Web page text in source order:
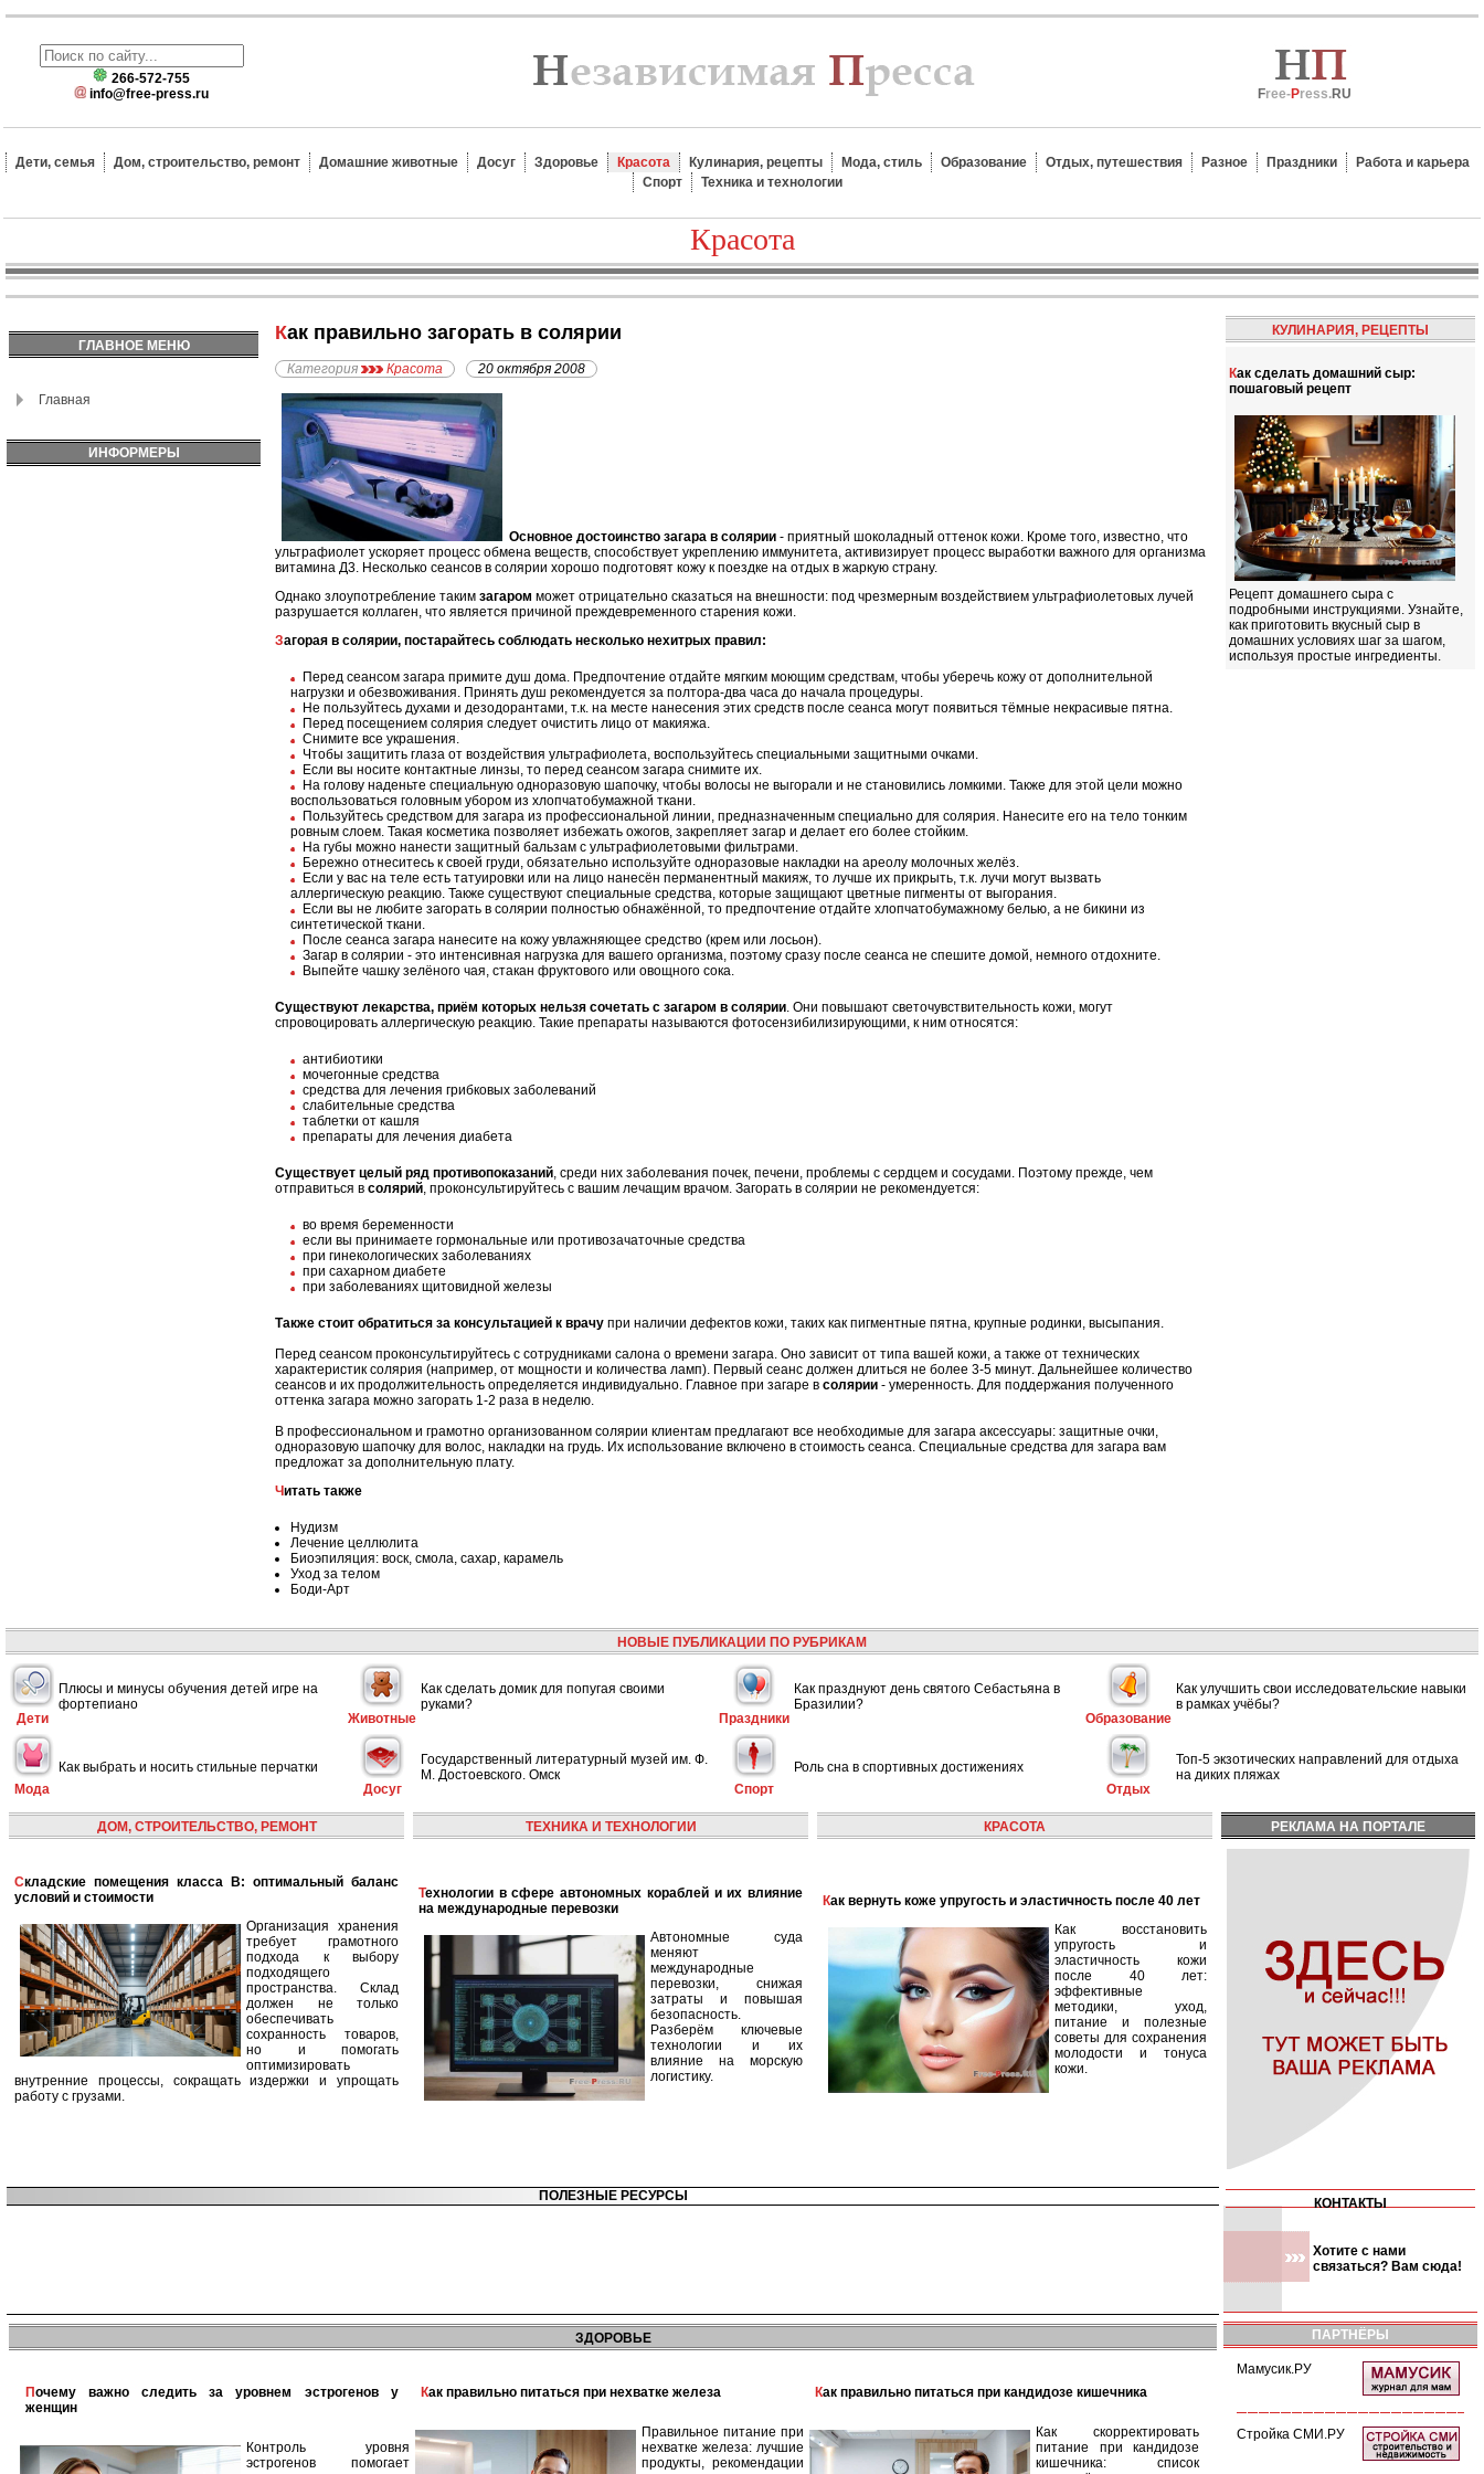
266-572-755
info@free-press.ru
Free-Press.RU
Дети, семья Дом, строительство, ремонт Домашние животные Досуг Здоровье Красота Кулинария, рецепты Мода, стиль Образование Отдых, путешествия Разное Праздники
Работа и карьера
Спорт
Техника и технологии
Красота
ГЛАВНОЕ МЕНЮ
Главная
ИНФОРМЕРЫ
Как правильно загорать в солярии
Категория Красота 20 октября 2008
Основное достоинство загара в солярии - приятный шоколадный оттенок кожи. Кроме того, известно, что
ультрафиолет ускоряет процесс обмена веществ, способствует укреплению иммунитета, активизирует процесс выработки важного для организма
витамина Д3. Несколько сеансов в солярии хорошо подготовят кожу к поездке на отдых в жаркую страну.
Однако злоупотребление таким загаром может отрицательно сказаться на внешности: под чрезмерным воздействием ультрафиолетовых лучей
разрушается коллаген, что является причиной преждевременного старения кожи.
Загорая в солярии, постарайтесь соблюдать несколько нехитрых правил:
Перед сеансом загара примите душ дома. Предпочтение отдайте мягким моющим средствам, чтобы уберечь кожу от дополнительной
нагрузки и обезвоживания. Принять душ рекомендуется за полтора-два часа до начала процедуры.
Не пользуйтесь духами и дезодорантами, т.к. на месте нанесения этих средств после сеанса могут появиться тёмные некрасивые пятна.
Перед посещением солярия следует очистить лицо от макияжа.
Снимите все украшения.
Чтобы защитить глаза от воздействия ультрафиолета, воспользуйтесь специальными защитными очками.
Если вы носите контактные линзы, то перед сеансом загара снимите их.
На голову наденьте специальную одноразовую шапочку, чтобы волосы не выгорали и не становились ломкими. Также для этой цели можно
воспользоваться головным убором из хлопчатобумажной ткани.
Пользуйтесь средством для загара из профессиональной линии, предназначенным специально для солярия. Нанесите его на тело тонким
ровным слоем. Такая косметика позволяет избежать ожогов, закрепляет загар и делает его более стойким.
На губы можно нанести защитный бальзам с ультрафиолетовыми фильтрами.
Бережно отнеситесь к своей груди, обязательно используйте одноразовые накладки на ареолу молочных желёз.
Если у вас на теле есть татуировки или на лицо нанесён перманентный макияж, то лучше их прикрыть, т.к. лучи могут вызвать
аллергическую реакцию. Также существуют специальные средства, которые защищают цветные пигменты от выгорания.
Если вы не любите загорать в солярии полностью обнажённой, то предпочтение отдайте хлопчатобумажному белью, а не бикини из
синтетической ткани.
После сеанса загара нанесите на кожу увлажняющее средство (крем или лосьон).
Загар в солярии - это интенсивная нагрузка для вашего организма, поэтому сразу после сеанса не спешите домой, немного отдохните.
Выпейте чашку зелёного чая, стакан фруктового или овощного сока.
Существуют лекарства, приём которых нельзя сочетать с загаром в солярии . Они повышают светочувствительность кожи, могут
спровоцировать аллергическую реакцию. Такие препараты называются фотосензибилизирующими, к ним относятся:
антибиотики
мочегонные средства
средства для лечения грибковых заболеваний
слабительные средства
таблетки от кашля
препараты для лечения диабета
Существует целый ряд противопоказаний , среди них заболевания почек, печени, проблемы с сердцем и сосудами. Поэтому прежде, чем
отправиться в солярий , проконсультируйтесь с вашим лечащим врачом. Загорать в солярии не рекомендуется:
во время беременности
если вы принимаете гормональные или противозачаточные средства
при гинекологических заболеваниях
при сахарном диабете
при заболеваниях щитовидной железы
Также стоит обратиться за консультацией к врачу при наличии дефектов кожи, таких как пигментные пятна, крупные родинки, высыпания.
Перед сеансом проконсультируйтесь с сотрудниками салона о времени загара. Оно зависит от типа вашей кожи, а также от технических
характеристик солярия (например, от мощности и количества ламп). Первый сеанс должен длиться не более 3-5 минут. Дальнейшее количество
сеансов и их продолжительность определяется индивидуально. Главное при загаре в солярии - умеренность. Для поддержания полученного
оттенка загара можно загорать 1-2 раза в неделю.
В профессиональном и грамотно организованном солярии клиентам предлагают все необходимые для загара аксессуары: защитные очки,
одноразовую шапочку для волос, накладки на грудь. Их использование включено в стоимость сеанса. Специальные средства для загара вам
предложат за дополнительную плату.
Читать также
Нудизм
Лечение целлюлита
Биоэпиляция: воск, смола, сахар, карамель
Уход за телом
Боди-Арт
КУЛИНАРИЯ, РЕЦЕПТЫ
Как сделать домашний сыр:
пошаговый рецепт
Рецепт домашнего сыра с
подробными инструкциями. Узнайте,
как приготовить вкусный сыр в
домашних условиях шаг за шагом,
используя простые ингредиенты.
НОВЫЕ ПУБЛИКАЦИИ ПО РУБРИКАМ
Дети
Плюсы и минусы обучения детей игре на
фортепиано
Животные
Как сделать домик для попугая своими
руками?
Праздники
Как празднуют день святого Себастьяна в
Бразилии?
Образование
Как улучшить свои исследовательские навыки
в рамках учёбы?
Мода
Как выбрать и носить стильные перчатки
Досуг
Государственный литературный музей им. Ф.
М. Достоевского. Омск
Спорт
Роль сна в спортивных достижениях
Отдых
Топ-5 экзотических направлений для отдыха
на диких пляжах
ДОМ, СТРОИТЕЛЬСТВО, РЕМОНТ
Складские помещения класса B: оптимальный баланс
условий и стоимости
Организация хранения
требует грамотного
подхода к выбору
подходящего
пространства. Склад
должен не только
обеспечивать
сохранность товаров,
но и помогать
оптимизировать
внутренние процессы, сокращать издержки и упрощать
работу с грузами.
ТЕХНИКА И ТЕХНОЛОГИИ
Технологии в сфере автономных кораблей и их влияние
на международные перевозки
Автономные суда
меняют
международные
перевозки, снижая
затраты и повышая
безопасность.
Разберём ключевые
технологии и их
влияние на морскую
логистику.
КРАСОТА
Как вернуть коже упругость и эластичность после 40 лет
Как восстановить
упругость и
эластичность кожи
после 40 лет:
эффективные
методики, уход,
питание и полезные
советы для сохранения
молодости и тонуса
кожи.
РЕКЛАМА НА ПОРТАЛЕ
ПОЛЕЗНЫЕ РЕСУРСЫ КОНТАКТЫ
Хотите с нами
связаться? Вам сюда!
ЗДОРОВЬЕ
Почему важно следить за уровнем эстрогенов у
женщин
Контроль уровня
эстрогенов помогает
Как правильно питаться при нехватке железа
Правильное питание при
нехватке железа: лучшие
продукты, рекомендации
Как правильно питаться при кандидозе кишечника
Как скорректировать
питание при кандидозе
кишечника: список
ПАРТНЁРЫ
Мамусик.РУ
Стройка СМИ.РУ